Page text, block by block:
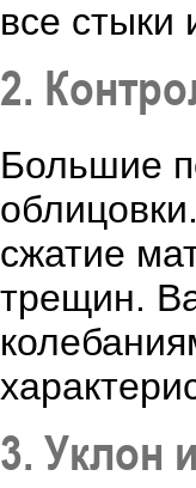
все
2.
Большие
сжатие
трещин.
3. Уклон